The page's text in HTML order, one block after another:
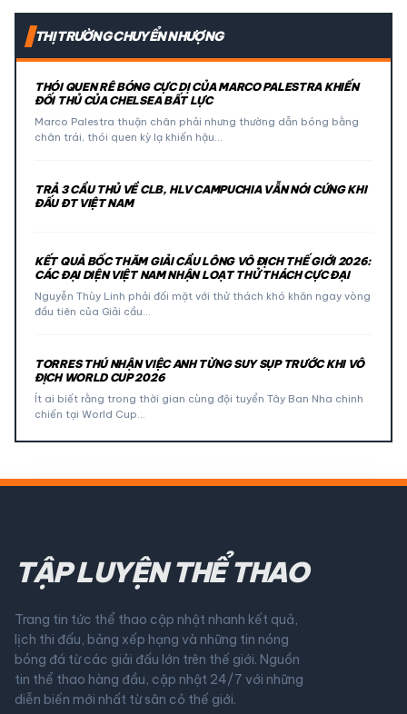
THỊ TRƯỜNG CHUYỂN NHƯỢNG
THÓI QUEN RÊ BÓNG CỰC DỊ CỦA MARCO PALESTRA KHIẾN
ĐỐI THỦ CỦA CHELSEA BẤT LỰC
Marco Palestra thuận chân phải nhưng thường dẫn bóng bằng
chân trái, thói quen kỳ lạ khiến hậu…
TRẢ 3 CẦU THỦ VỀ CLB, HLV CAMPUCHIA VẪN NÓI CỨNG KHI
ĐẤU ĐT VIỆT NAM
KẾT QUẢ BỐC THĂM GIẢI CẦU LÔNG VÔ ĐỊCH THẾ GIỚI 2026:
CÁC ĐẠI DIỆN VIỆT NAM NHẬN LOẠT THỬ THÁCH CỰC ĐẠI
Nguyễn Thùy Linh phải đối mặt với thử thách khó khăn ngay vòng
đầu tiên của Giải cầu…
TORRES THÚ NHẬN VIỆC ANH TỪNG SUY SỤP TRƯỚC KHI VÔ
ĐỊCH WORLD CUP 2026
Ít ai biết rằng trong thời gian cùng đội tuyển Tây Ban Nha chinh
chiến tại World Cup…
TẬP LUYỆN THỂ THAO
Trang tin tức thể thao cập nhật nhanh kết quả,
lịch thi đấu, bảng xếp hạng và những tin nóng
bóng đá từ các giải đấu lớn trên thế giới. Nguồn
tin thể thao hàng đầu, cập nhật 24/7 với những
diễn biến mới nhất từ sân cỏ thế giới.